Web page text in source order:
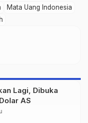
Mata Uang Indonesia
Lagi, Dibuka
AS